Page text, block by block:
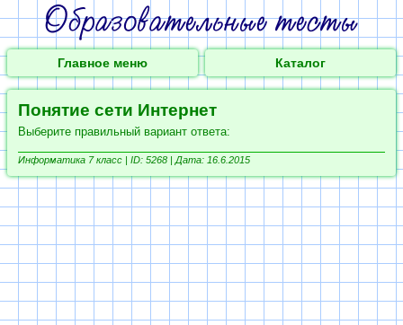
Главное меню Каталог
Понятие сети Интернет
Выберите правильный вариант ответа:
Информатика 7 класс | ID: 5268 | Дата: 16.6.2015